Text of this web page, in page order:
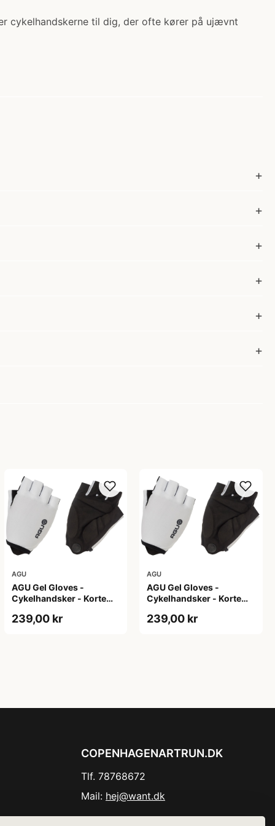
cykelhandskerne til dig, der ofte kører på ujævnt
AGU
AGU Gel Gloves -
Cykelhandsker - Korte
239,00 kr
AGU
AGU Gel Gloves -
Cykelhandsker - Korte
239,00 kr
COPENHAGENARTRUN.DK
Tlf. 78768672
Mail: hej@want.dk